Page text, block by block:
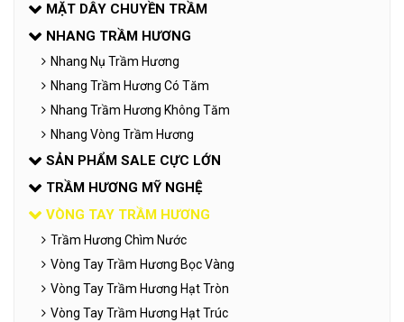
MẶT DÂY CHUYỀN TRẦM
NHANG TRẦM HƯƠNG
Nhang Nụ Trầm Hương
Nhang Trầm Hương Có Tăm
Nhang Trầm Hương Không Tăm
Nhang Vòng Trầm Hương
SẢN PHẨM SALE CỰC LỚN
TRẦM HƯƠNG MỸ NGHỆ
VÒNG TAY TRẦM HƯƠNG
Trầm Hương Chìm Nước
Vòng Tay Trầm Hương Bọc Vàng
Vòng Tay Trầm Hương Hạt Tròn
Vòng Tay Trầm Hương Hạt Trúc